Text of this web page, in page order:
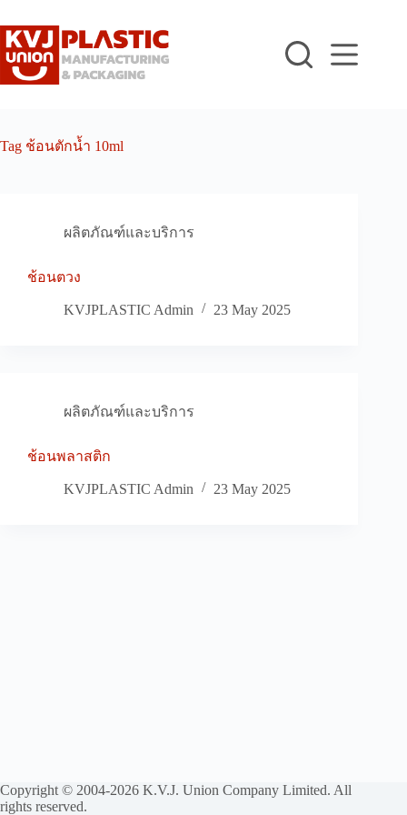
to
content
Tag ช้อนตักน้ำ 10ml
ผลิตภัณฑ์และบริการ
ช้อนตวง
KVJPLASTIC Admin 23 May 2025
ผลิตภัณฑ์และบริการ
ช้อนพลาสติก
KVJPLASTIC Admin 23 May 2025
Copyright © 2004-2026 K.V.J. Union Company Limited. All
rights reserved.